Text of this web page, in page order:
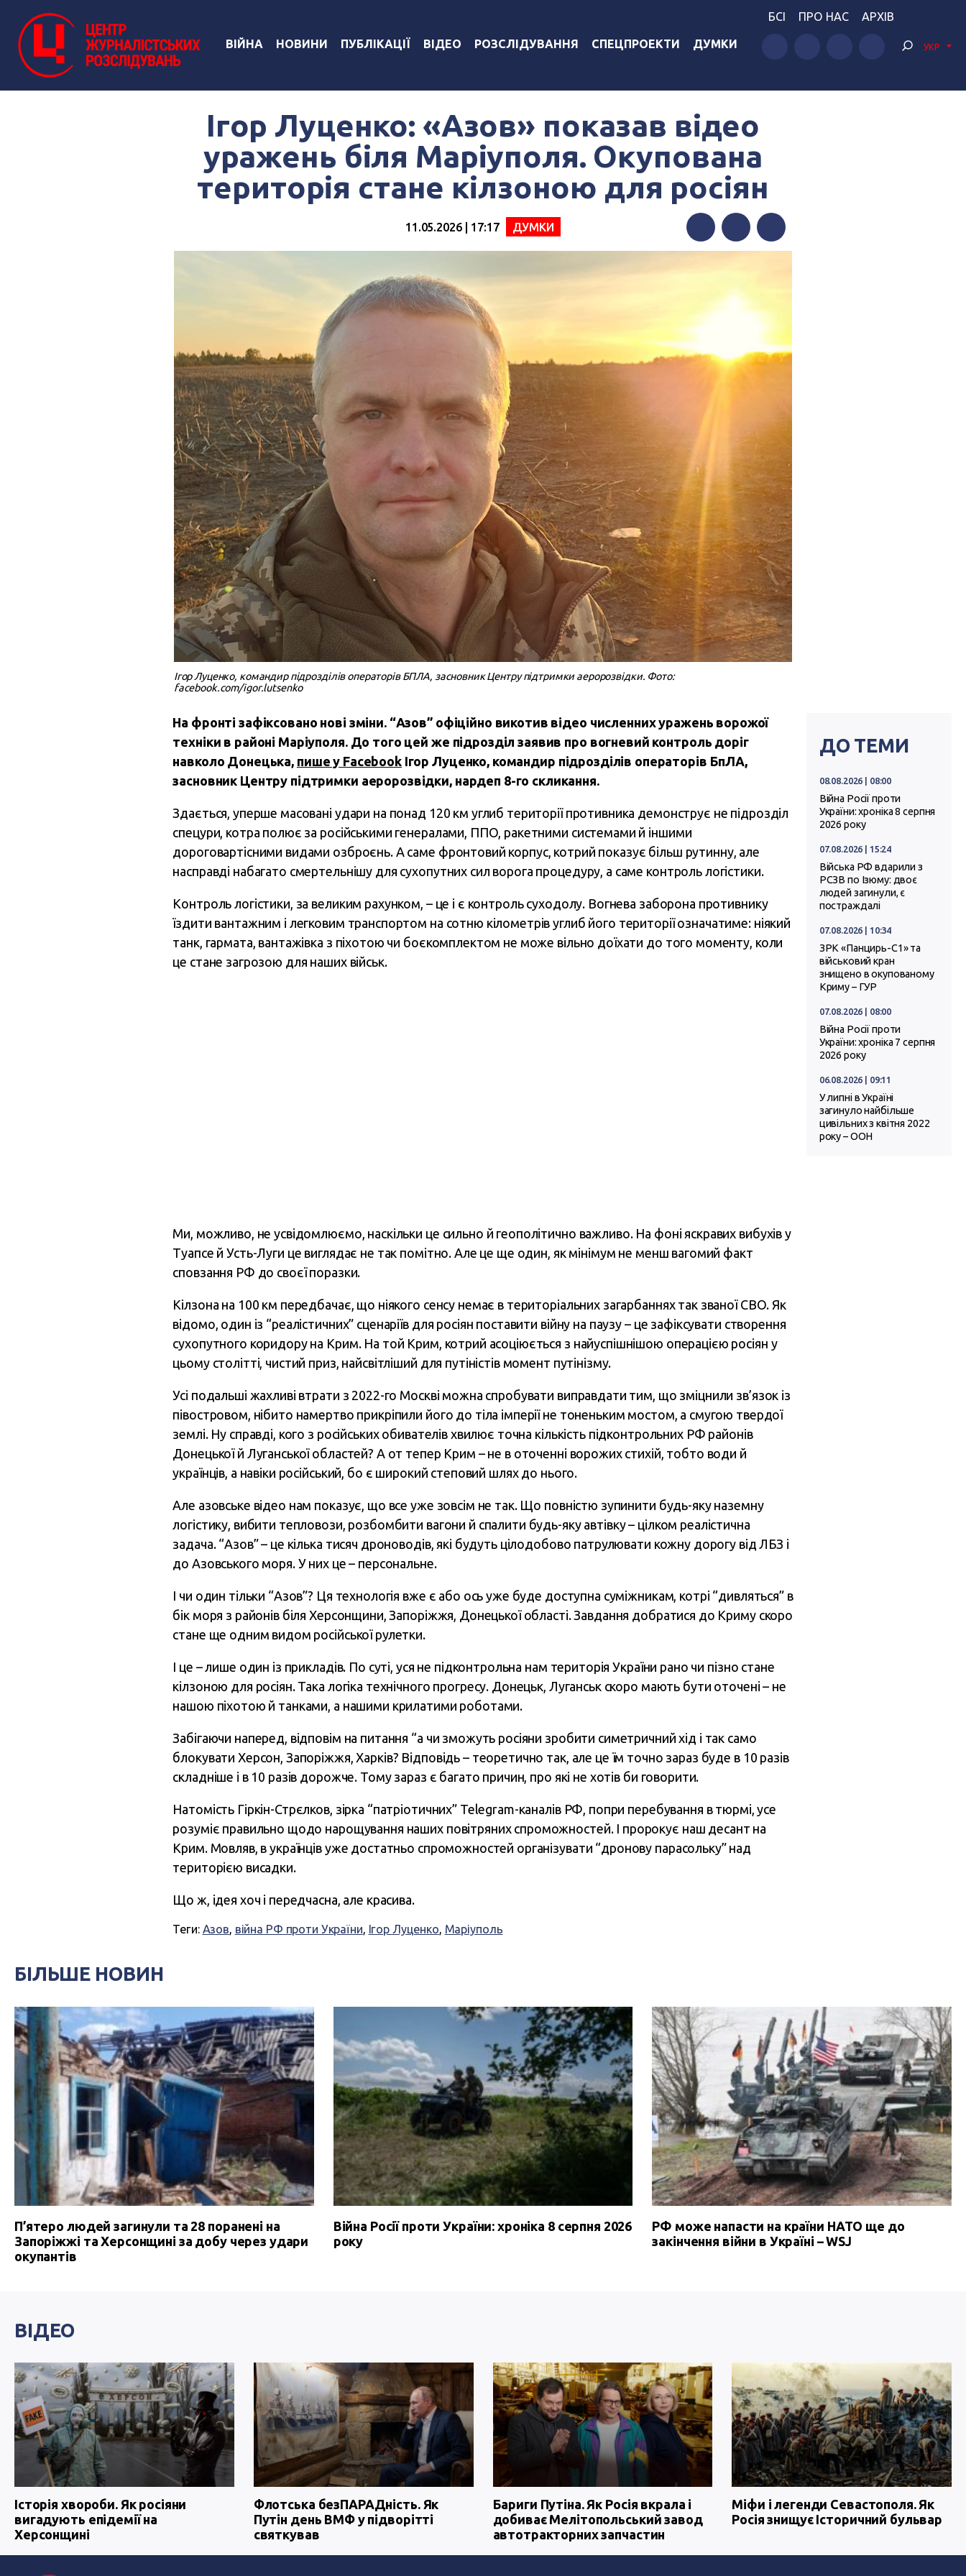
ВІЙНА НОВИНИ ПУБЛІКАЦІЇ ВІДЕО РОЗСЛІДУВАННЯ СПЕЦПРОЕКТИ ДУМКИ
БСІ ПРО НАС АРХІВ
УКР
Ігор Луценко: «Азов» показав відео
уражень біля Маріуполя. Окупована
територія стане кілзоною для росіян
11.05.2026 | 17:17 ДУМКИ
Ігор Луценко, командир підрозділів операторів БПЛА, засновник Центру підтримки аеророзвідки. Фото:
facebook.com/igor.lutsenko
На фронті зафіксовано нові зміни. “Азов” офіційно викотив відео численних уражень ворожої
техніки в районі Маріуполя. До того цей же підрозділ заявив про вогневий контроль доріг
навколо Донецька, пише у FacebookІгор Луценко, командир підрозділів операторів БпЛА,
засновник Центру підтримки аеророзвідки, нардеп 8-го скликання.
Здається, уперше масовані удари на понад 120 км углиб території противника демонструє не підрозділ
спецури, котра полює за російськими генералами, ППО, ракетними системами й іншими
дороговартісними видами озброєнь. А саме фронтовий корпус, котрий показує більш рутинну, але
насправді набагато смертельнішу для сухопутних сил ворога процедуру, а саме контроль логістики.
Контроль логістики, за великим рахунком, – це і є контроль суходолу. Вогнева заборона противнику
їздити вантажним і легковим транспортом на сотню кілометрів углиб його території означатиме: ніякий
танк, гармата, вантажівка з піхотою чи боєкомплектом не може вільно доїхати до того моменту, коли
це стане загрозою для наших військ.
Ми, можливо, не усвідомлюємо, наскільки це сильно й геополітично важливо. На фоні яскравих вибухів у
Туапсе й Усть-Луги це виглядає не так помітно. Але це ще один, як мінімум не менш вагомий факт
сповзання РФ до своєї поразки.
Кілзона на 100 км передбачає, що ніякого сенсу немає в територіальних загарбаннях так званої СВО. Як
відомо, один із “реалістичних” сценаріїв для росіян поставити війну на паузу – це зафіксувати створення
сухопутного коридору на Крим. На той Крим, котрий асоціюється з найуспішнішою операцією росіян у
цьому столітті, чистий приз, найсвітліший для путіністів момент путінізму.
Усі подальші жахливі втрати з 2022-го Москві можна спробувати виправдати тим, що зміцнили зв’язок із
півостровом, нібито намертво прикріпили його до тіла імперії не тоненьким мостом, а смугою твердої
землі. Ну справді, кого з російських обивателів хвилює точна кількість підконтрольних РФ районів
Донецької й Луганської областей? А от тепер Крим – не в оточенні ворожих стихій, тобто води й
українців, а навіки російський, бо є широкий степовий шлях до нього.
Але азовське відео нам показує, що все уже зовсім не так. Що повністю зупинити будь-яку наземну
логістику, вибити тепловози, розбомбити вагони й спалити будь-яку автівку – цілком реалістична
задача. “Азов” – це кілька тисяч дроноводів, які будуть цілодобово патрулювати кожну дорогу від ЛБЗ і
до Азовського моря. У них це – персональне.
І чи один тільки “Азов”? Ця технологія вже є або ось уже буде доступна суміжникам, котрі “дивляться” в
бік моря з районів біля Херсонщини, Запоріжжя, Донецької області. Завдання добратися до Криму скоро
стане ще одним видом російської рулетки.
І це – лише один із прикладів. По суті, уся не підконтрольна нам територія України рано чи пізно стане
кілзоною для росіян. Така логіка технічного прогресу. Донецьк, Луганськ скоро мають бути оточені – не
нашою піхотою й танками, а нашими крилатими роботами.
Забігаючи наперед, відповім на питання “а чи зможуть росіяни зробити симетричний хід і так само
блокувати Херсон, Запоріжжя, Харків? Відповідь – теоретично так, але це їм точно зараз буде в 10 разів
складніше і в 10 разів дорожче. Тому зараз є багато причин, про які не хотів би говорити.
Натомість Гіркін-Стрєлков, зірка “патріотичних” Telegram-каналів РФ, попри перебування в тюрмі, усе
розуміє правильно щодо нарощування наших повітряних спроможностей. І пророкує наш десант на
Крим. Мовляв, в українців уже достатньо спроможностей організувати “дронову парасольку” над
територією висадки.
Що ж, ідея хоч і передчасна, але красива.
Теги: Азов, війна РФ проти України, Ігор Луценко, Маріуполь
ДО ТЕМИ
08.08.2026 | 08:00
Війна Росії проти
України: хроніка 8 серпня
2026 року
07.08.2026 | 15:24
Війська РФ вдарили з
РСЗВ по Ізюму: двоє
людей загинули, є
постраждалі
07.08.2026 | 10:34
ЗРК «Панцирь-С1» та
військовий кран
знищено в окупованому
Криму – ГУР
07.08.2026 | 08:00
Війна Росії проти
України: хроніка 7 серпня
2026 року
06.08.2026 | 09:11
У липні в Україні
загинуло найбільше
цивільних з квітня 2022
року – ООН
БІЛЬШЕ НОВИН
П’ятеро людей загинули та 28 поранені на
Запоріжжі та Херсонщині за добу через удари
окупантів
Війна Росії проти України: хроніка 8 серпня 2026
року
РФ може напасти на країни НАТО ще до
закінчення війни в Україні – WSJ
ВІДЕО
Історія хвороби. Як росіяни
вигадують епідемії на
Херсонщині
Флотська безПАРАДність. Як
Путін день ВМФ у підворітті
святкував
Бариги Путіна. Як Росія вкрала і
добиває Мелітопольський завод
автотракторних запчастин
Міфи і легенди Севастополя. Як
Росія знищує Історичний бульвар